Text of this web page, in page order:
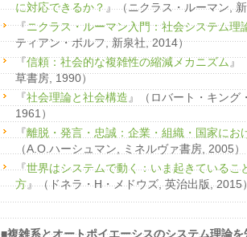
に対応できるか？』（ニクラス・ルーマン,
『ニクラス・ルーマン入門：社会システム理
ティアン・ボルフ, 新泉社, 2014）
『信頼：社会的な複雑性の縮減メカニズム』
草書房, 1990）
『社会理論と社会構造』（ロバート・キング
1961）
『離脱・発言・忠誠：企業・組織・国家にお
（A.O.ハーシュマン, ミネルヴァ書房, 2005）
『世界はシステムで動く：いま起きているこ
方』（ドネラ・H・メドウズ, 英治出版, 2015
■複雑系とオートポイエーシスのシステム理論を